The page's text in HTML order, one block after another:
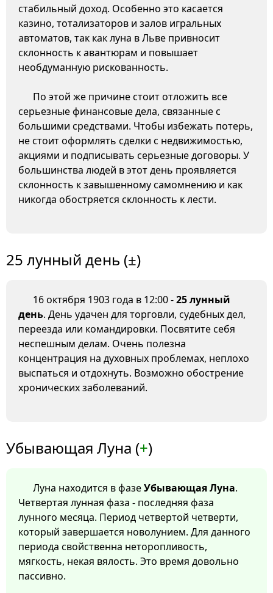
стабильный доход. Особенно это касается
казино, тотализаторов и залов игральных
автоматов, так как луна в Льве привносит
склонность к авантюрам и повышает
необдуманную рискованность.
По этой же причине стоит отложить все
серьезные финансовые дела, связанные с
большими средствами. Чтобы избежать потерь,
не стоит оформлять сделки с недвижимостью,
акциями и подписывать серьезные договоры. У
большинства людей в этот день проявляется
склонность к завышенному самомнению и как
никогда обостряется склонность к лести.
25 лунный день (±)
16 октября 1903 года в 12:00 -25 лунный
день. День удачен для торговли, судебных дел,
переезда или командировки. Посвятите себя
неспешным делам. Очень полезна
концентрация на духовных проблемах, неплохо
выспаться и отдохнуть. Возможно обострение
хронических заболеваний.
Убывающая Луна (+)
Луна находится в фазеУбывающая Луна.
Четвертая лунная фаза - последняя фаза
лунного месяца. Период четвертой четверти,
который завершается новолунием. Для данного
периода свойственна неторопливость,
мягкость, некая вялость. Это время довольно
пассивно.